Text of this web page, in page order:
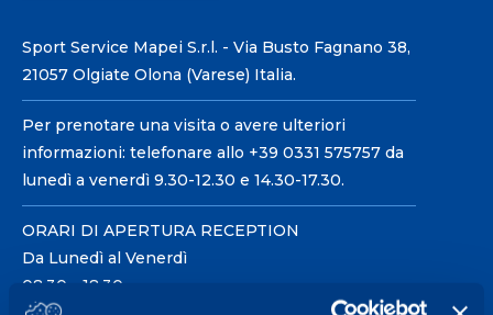
Sport Service Mapei S.r.l. - Via Busto Fagnano 38,
21057 Olgiate Olona (Varese) Italia.
Per prenotare una visita o avere ulteriori
informazioni: telefonare allo +39 0331 575757 da
lunedì a venerdì 9.30-12.30 e 14.30-17.30.
ORARI DI APERTURA RECEPTION
Da Lunedì al Venerdì
08.30 - 18.30